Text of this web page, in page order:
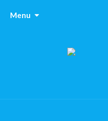
Menu